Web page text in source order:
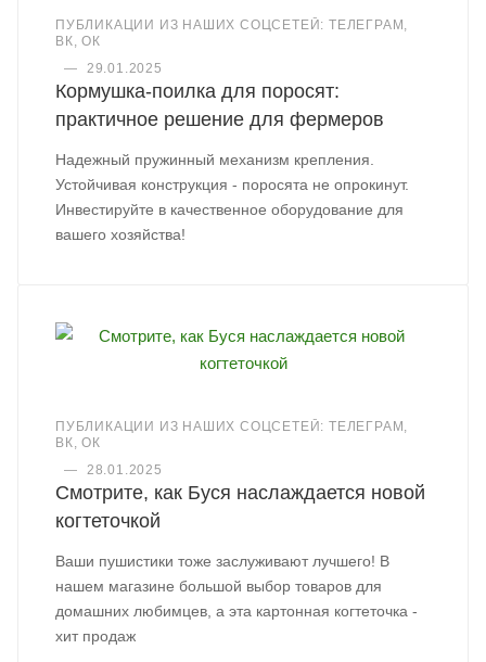
ПУБЛИКАЦИИ ИЗ НАШИХ СОЦСЕТЕЙ: ТЕЛЕГРАМ,
ВК, ОК
—
29.01.2025
Кормушка-поилка для поросят:
практичное решение для фермеров
Надежный пружинный механизм крепления.
Устойчивая конструкция - поросята не опрокинут.
Инвестируйте в качественное оборудование для
вашего хозяйства!
ПУБЛИКАЦИИ ИЗ НАШИХ СОЦСЕТЕЙ: ТЕЛЕГРАМ,
ВК, ОК
—
28.01.2025
Смотрите, как Буся наслаждается новой
когтеточкой
Ваши пушистики тоже заслуживают лучшего! В
нашем магазине большой выбор товаров для
домашних любимцев, а эта картонная когтеточка -
хит продаж